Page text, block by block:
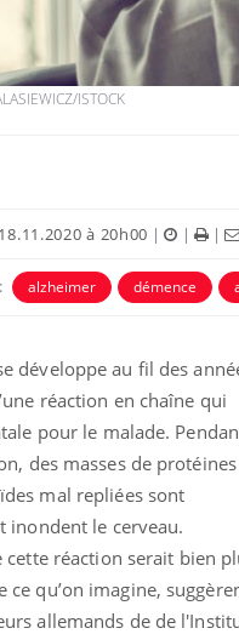
ISTOCK
à 20h00 | | |
alzheimer démence
développe au fil des
réaction en chaîne qui
pour le malade.
des masses de protéines
mal repliées sont
inondent le cerveau.
cette réaction serait bien
ce qu’on imagine,
allemands de de